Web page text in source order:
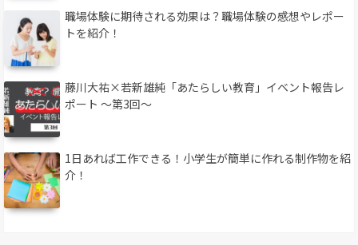
職場体験に期待される効果は？職場体験の感想やレポー
トを紹介！
藤川大祐×若新雄純「あたらしい教育」イベント報告レ
ポート 〜第3回〜
1日あれば工作できる！小学生が簡単に作れる制作物を紹
介！